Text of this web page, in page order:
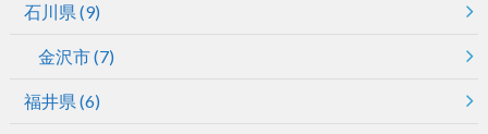
石川県 (9)
金沢市(7)
福井県 (6)